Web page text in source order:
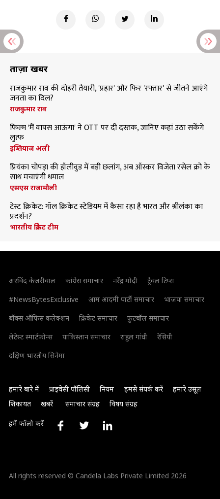
ताज़ा खबरें
राजकुमार राव की दोहरी तैयारी, 'प्रहार' और फिर 'रफ्तार' से जीतने आएंगे
जनता का दिल?
राजकुमार राव
फिल्म 'मैं वापस आऊंगा' ने OTT पर दी दस्तक, जानिए कहां उठा सकेंगे
लुत्फ
इम्तियाज अली
प्रियंका चोपड़ा की हॉलीवुड में बड़ी छलांग, अब ऑस्कर विजेता रसेल क्रो के
साथ मचाएंगी धमाल
एसएस राजामौली
टेस्ट क्रिकेट: गॉल क्रिकेट स्टेडियम में कैसा रहा है भारत और श्रीलंका का
प्रदर्शन?
भारतीय क्रिकेट टीम
अरविंद केजरीवाल कांग्रेस समाचार नरेंद्र मोदी
ट्रैवल टिप्स
#NewsBytesExclusive
आम आदमी पार्टी समाचार
भाजपा समाचार
बॉक्स ऑफिस कलेक्शन
क्रिकेट समाचार
फुटबॉल समाचार
लेटेस्ट स्मार्टफोन्स
पाकिस्तान समाचार राहुल गांधी
रेसिपी
दक्षिण भारतीय सिनेमा
हमारे बारे में प्राइवेसी पॉलिसी नियम हमसे संपर्क करें
हमारे उसूल
शिकायत
खबरें समाचार संग्रह विषय संग्रह
हमें फॉलो करें
All rights reserved © Candela Labs Private Limited 2026